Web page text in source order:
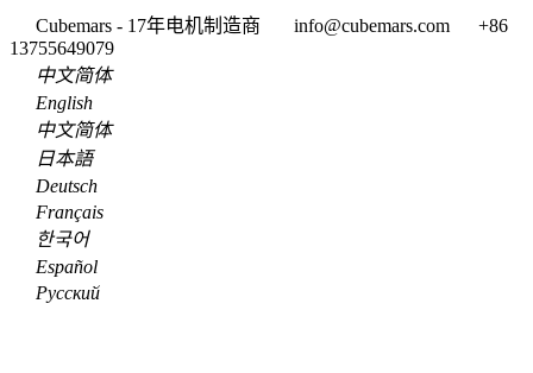
Cubemars - 17年电机制造商 info@cubemars.com
+86
13755649079
中文简体
English
中文简体
日本語
Deutsch
Français
한국어
Español
Pусский